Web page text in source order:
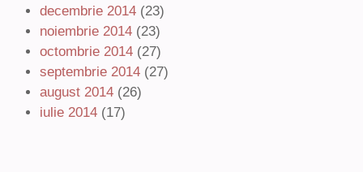
decembrie 2014 (23)
noiembrie 2014 (23)
octombrie 2014 (27)
septembrie 2014 (27)
august 2014 (26)
iulie 2014 (17)